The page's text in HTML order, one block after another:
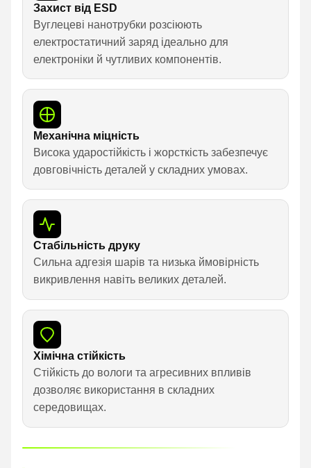
Захист від ESD
Вуглецеві нанотрубки розсіюють
електростатичний заряд ідеально для
електроніки й чутливих компонентів.
Механічна міцність
Висока ударостійкість і жорсткість забезпечує
довговічність деталей у складних умовах.
Стабільність друку
Сильна адгезія шарів та низька ймовірність
викривлення навіть великих деталей.
Хімічна стійкість
Стійкість до вологи та агресивних впливів
дозволяє використання в складних
середовищах.